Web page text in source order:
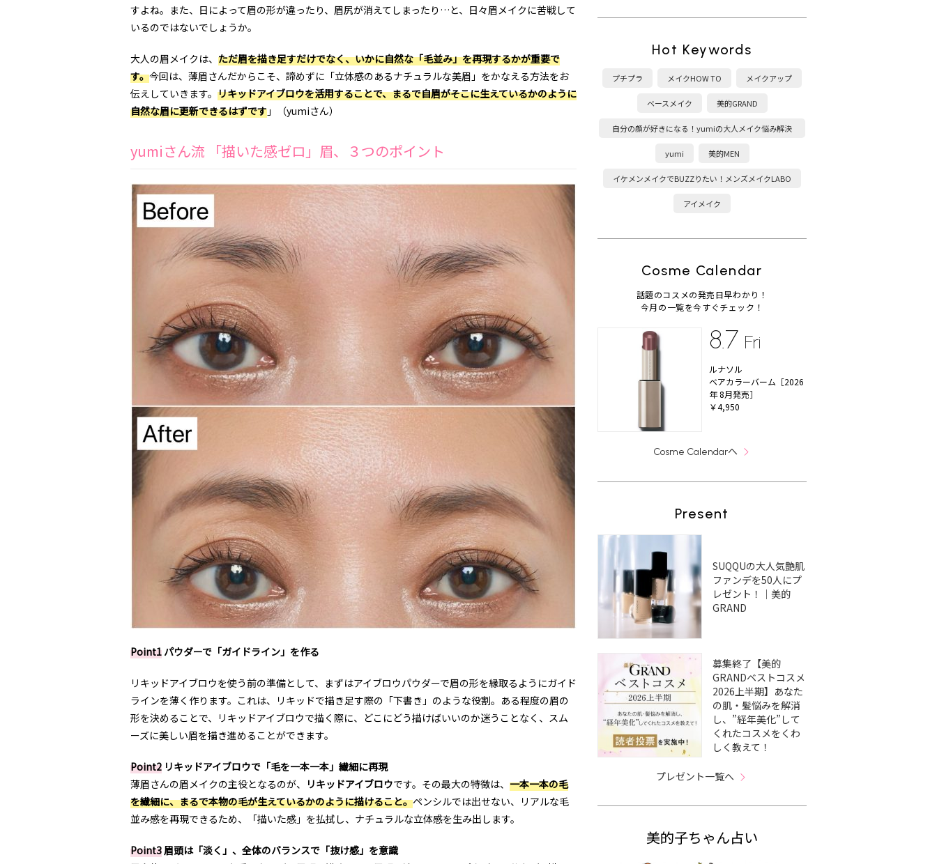
すよね。また、日によって眉の形が違ったり、眉尻が消えてしまったり…と、日々眉メイクに苦戦して
いるのではないでしょうか。
大人の眉メイクは、 ただ眉を描き足すだけでなく、いかに自然な「毛並み」を再現するかが重要で
す。今回は、薄眉さんだからこそ、諦めずに「立体感のあるナチュラルな美眉」をかなえる方法をお
伝えしていきます。 リキッドアイブロウを活用することで、まるで自眉がそこに生えているかのように
自然な眉に更新できるはずです 」（yumiさん）
yumiさん流 「描いた感ゼロ」眉、３つのポイント
Point1 パウダーで「ガイドライン」を作る
リキッドアイブロウを使う前の準備として、まずはアイブロウパウダーで眉の形を縁取るようにガイド
ラインを薄く作ります。これは、リキッドで描き足す際の「下書き」のような役割。ある程度の眉の
形を決めることで、リキッドアイブロウで描く際に、どこにどう描けばいいのか迷うことなく、スム
ーズに美しい眉を描き進めることができます。
Point2 リキッドアイブロウで「毛を一本一本」繊細に再現
薄眉さんの眉メイクの主役となるのが、
リキッドアイブロウです。その最大の特徴は、 一本一本の毛
を繊細に、まるで本物の毛が生えているかのように描けること。ペンシルでは出せない、リアルな毛
並み感を再現できるため、「描いた感」を払拭し、ナチュラルな立体感を生み出します。
Point3 眉頭は「淡く」、全体のバランスで「抜け感」を意識
Hot Keywords
プチプラ メイクHOW TO メイクアップ
ベースメイク 美的GRAND
自分の顔が好きになる！yumiの大人メイク悩み解決
yumi 美的MEN
イケメンメイクでBUZZりたい！メンズメイクLABO
アイメイク
Cosme Calendar
話題のコスメの発売日早わかり！
今月の一覧を今すぐチェック！
8.7 Fri
ルナソル
ベアカラーバーム［2026
年 8月発売］
￥4,950
Cosme Calendarへ
Present
SUQQUの大人気艶肌
ファンデを50人にプ
レゼント！｜美的
GRAND
募集終了【美的
GRANDベストコスメ
2026上半期】あなた
の肌・髪悩みを解消
し、”経年美化”して
くれたコスメをくわ
しく教えて！
プレゼント一覧へ
美的子ちゃん占い